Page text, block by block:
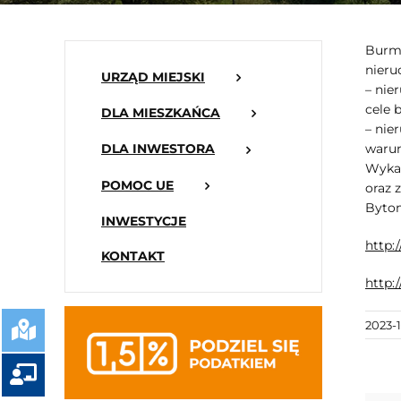
–
cele
–
oraz
2023-
URZĄD MIEJSKI
DLA MIESZKAŃCA
DLA INWESTORA
POMOC UE
INWESTYCJE
KONTAKT